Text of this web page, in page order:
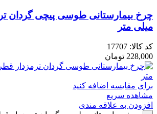
میلی متر
کد کالا: 17707
228,000 تومان
برای مقایسه اضافه کنید
مشاهده سریع
افزودن به علاقه مندی